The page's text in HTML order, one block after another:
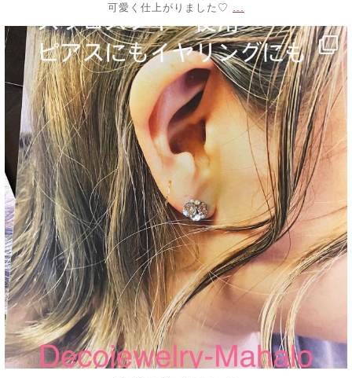
可愛く仕上がりました♡
decojewelrymahalo
9月 9